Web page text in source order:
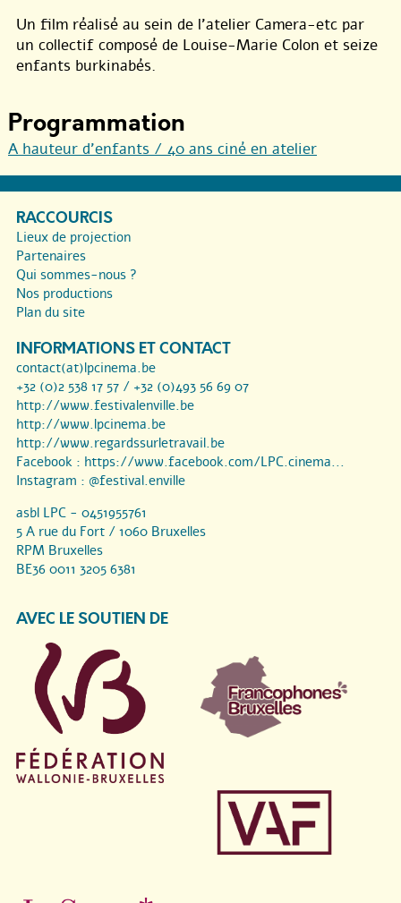
Un film réalisé au sein de l’atelier Camera-etc par
un collectif composé de Louise-Marie Colon et seize
enfants burkinabés.
Programmation
A hauteur d’enfants / 40 ans ciné en atelier
RACCOURCIS
Lieux de projection
Partenaires
Qui sommes-nous ?
Nos productions
Plan du site
INFORMATIONS ET CONTACT
contact(at)lpcinema.be
+32 (0)2 538 17 57 / +32 (0)493 56 69 07
http://www.festivalenville.be
http://www.lpcinema.be
http://www.regardssurletravail.be
Facebook : https://www.facebook.com/LPC.cinema...
Instagram : @festival.enville
asbl LPC - 0451955761
5 A rue du Fort / 1060 Bruxelles
RPM Bruxelles
BE36 0011 3205 6381
AVEC LE SOUTIEN DE